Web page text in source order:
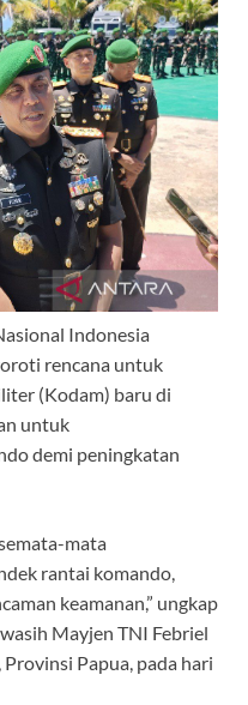
Indonesia
rencana untuk
(Kodam) baru di
untuk
demi peningkatan
mata
rantai komando,
keamanan,” ungkap
Mayjen TNI Febriel
Papua, pada hari